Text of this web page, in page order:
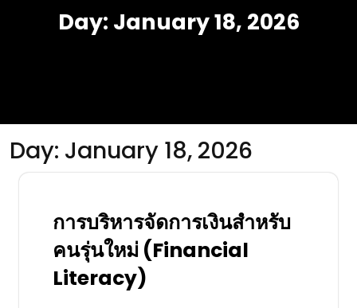
Day: January 18, 2026
Day: January 18, 2026
การบริหารจัดการเงินสำหรับ
คนรุ่นใหม่ (Financial
Literacy)